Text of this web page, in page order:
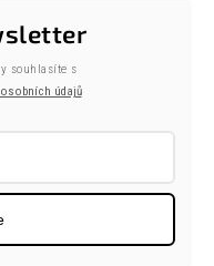
souhlasíte s
údajů